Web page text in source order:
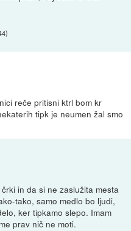
)
reče pritisni ktrl bom kr
tipk je neumen žal smo
in da si ne zaslužita mesta
tako, samo medlo bo ljudi,
ker tipkamo slepo. Imam
prav nič ne moti.